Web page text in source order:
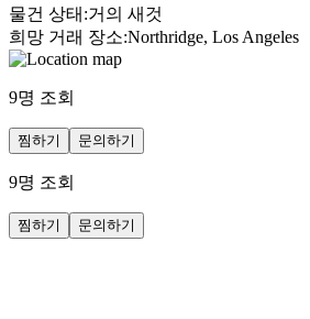
물건 상태 :거의 새것
희망 거래 장소:Northridge, Los Angeles
9명 조회
찜하기 문의하기
9명 조회
찜하기 문의하기